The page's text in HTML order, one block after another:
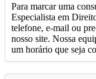
Para marcar uma
Especialista em
telefone, e-mail ou
nosso site. Nossa
um horário que seja